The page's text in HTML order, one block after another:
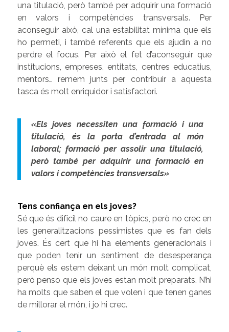
una titulació, però també per adquirir una formació
en valors i competències transversals. Per
aconseguir això, cal una estabilitat mínima que els
ho permeti, i també referents que els ajudin a no
perdre el focus. Per això el fet d’aconseguir que
institucions, empreses, entitats, centres educatius,
mentors… remem junts per contribuir a aquesta
tasca és molt enriquidor i satisfactori.
«Els joves necessiten una formació i una
titulació, és la porta d’entrada al món
laboral; formació per assolir una titulació,
però també per adquirir una formació en
valors i competències transversals»
Tens confiança en els joves?
Sé que és difícil no caure en tòpics, però no crec en
les generalitzacions pessimistes que es fan dels
joves. És cert que hi ha elements generacionals i
que poden tenir un sentiment de desesperança
perquè els estem deixant un món molt complicat,
però penso que els joves estan molt preparats. N’hi
ha molts que saben el que volen i que tenen ganes
de millorar el món, i jo hi crec.